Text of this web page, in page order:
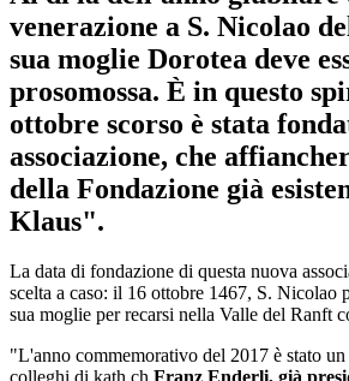
venerazione a S. Nicolao
sua moglie Dorotea deve
prosomossa. È in questo
ottobre scorso è stata
associazione, che
della Fondazione già
Klaus".
La data di fondazione di questa nuova
scelta a caso: il 16 ottobre 1467, S. Nicolao
sua moglie per recarsi nella Valle del Ranft
"L'anno commemorativo del 2017 è stato